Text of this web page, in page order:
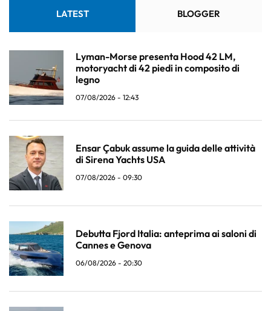
LATEST BLOGGER
Lyman-Morse presenta Hood 42 LM,
motoryacht di 42 piedi in composito di
legno
07/08/2026 - 12:43
Ensar Çabuk assume la guida delle attività
di Sirena Yachts USA
07/08/2026 - 09:30
Debutta Fjord Italia: anteprima ai saloni di
Cannes e Genova
06/08/2026 - 20:30